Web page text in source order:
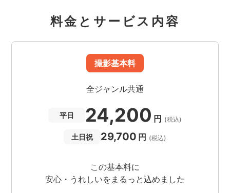
料金とサービス内容
撮影基本料
全ジャンル共通
平日 24,200 円 (税込)
土日祝 29,700 円 (税込)
この基本料に
安心・うれしいをまるっと込めました